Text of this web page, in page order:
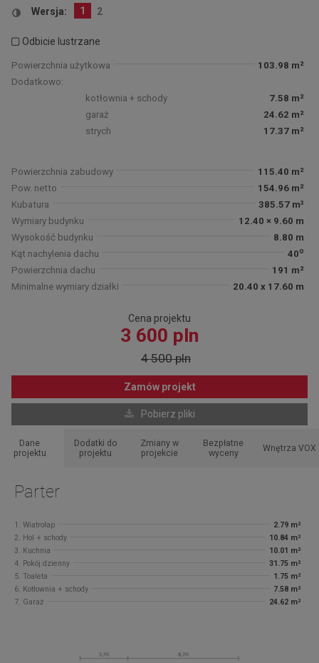
Wersja: 1 2
Odbicie lustrzane
Powierzchnia użytkowa
103.98 m²
Dodatkowo:
kotłownia + schody
7.58 m²
garaż
24.62 m²
strych
17.37 m²
Powierzchnia zabudowy
115.40 m²
Pow. netto
154.96 m²
Kubatura
385.57 m³
Wymiary budynku
12.40 × 9.60 m
Wysokość budynku
8.80 m
Kąt nachylenia dachu
40o
Powierzchnia dachu
191 m²
Minimalne wymiary działki
20.40 x 17.60 m
Cena projektu
3 600 pln
4 500 pln
Zamów projekt
Pobierz pliki
Dane
projektu
Dodatki do
projektu
Zmiany w
projekcie
Bezpłatne
wyceny
Wnętrza VOX
Parter
1. Wiatrołap
2.79 m²
2. Hol + schody
10.84 m²
3. Kuchnia
10.01 m²
4. Pokój dzienny
31.75 m²
5. Toaleta
1.75 m²
6. Kotłownia + schody
7.58 m²
7. Garaż
24.62 m²